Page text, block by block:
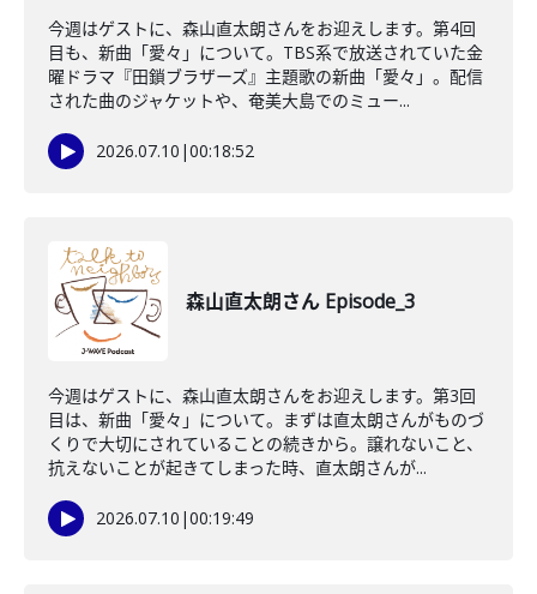
今週はゲストに、森山直太朗さんをお迎えします。第4回
目も、新曲「愛々」について。TBS系で放送されていた金
曜ドラマ『田鎖ブラザーズ』主題歌の新曲「愛々」。配信
された曲のジャケットや、奄美大島でのミュー...
2026.07.10 |00:18:52
森山直太朗さん Episode_3
今週はゲストに、森山直太朗さんをお迎えします。第3回
目は、新曲「愛々」について。まずは直太朗さんがものづ
くりで大切にされていることの続きから。譲れないこと、
抗えないことが起きてしまった時、直太朗さんが...
2026.07.10 |00:19:49